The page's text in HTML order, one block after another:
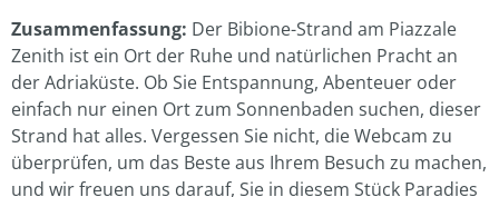
Zusammenfassung: Der Bibione-Strand am Piazzale
Zenith ist ein Ort der Ruhe und natürlichen Pracht an
der Adriaküste. Ob Sie Entspannung, Abenteuer oder
einfach nur einen Ort zum Sonnenbaden suchen, dieser
Strand hat alles. Vergessen Sie nicht, die Webcam zu
überprüfen, um das Beste aus Ihrem Besuch zu machen,
und wir freuen uns darauf, Sie in diesem Stück Paradies